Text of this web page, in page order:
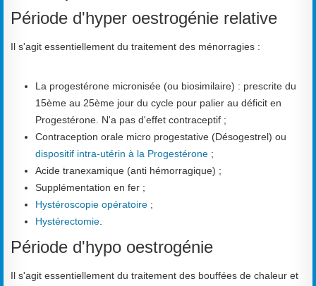
Période d'hyper oestrogénie relative
Il s'agit essentiellement du traitement des ménorragies :
La progestérone micronisée (ou biosimilaire) : prescrite du
15ème au 25ème jour du cycle pour palier au déficit en
Progestérone. N'a pas d'effet contraceptif ;
Contraception orale micro progestative (Désogestrel) ou
dispositif intra-utérin à la Progestérone ;
Acide tranexamique (anti hémorragique) ;
Supplémentation en fer ;
Hystéroscopie opératoire ;
Hystérectomie
Période d'hypo oestrogénie
Il s'agit essentiellement du traitement des bouffées de chaleur et